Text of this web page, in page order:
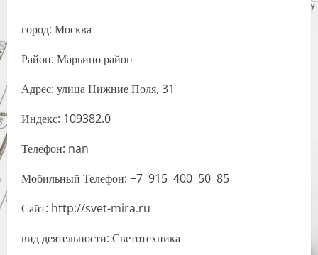
город: Москва
Район: Марьино район
Адрес: улица Нижние Поля, 31
Индекс: 109382.0
Телефон: nan
Мобильный Телефон: +7‒915‒400‒50‒85
Сайт: http://svet-mira.ru
вид деятельности: Светотехника